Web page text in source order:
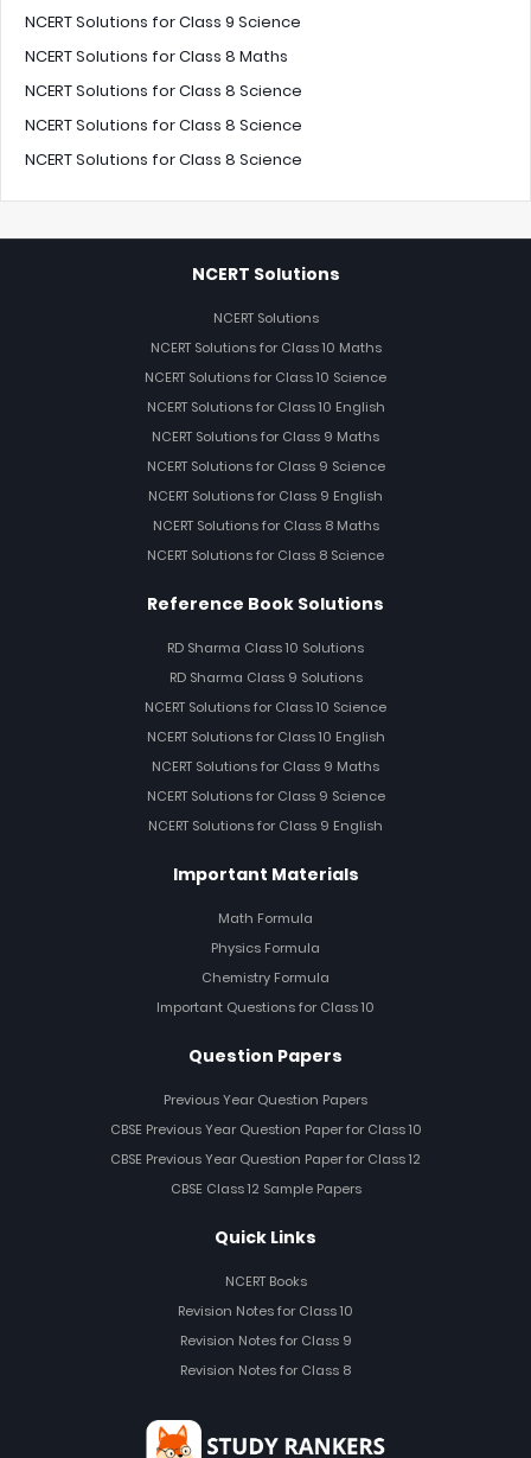
NCERT Solutions for Class 9 Science
NCERT Solutions for Class 8 Maths
NCERT Solutions for Class 8 Science
NCERT Solutions for Class 8 Science
NCERT Solutions for Class 8 Science
NCERT Solutions
NCERT Solutions
NCERT Solutions for Class 10 Maths
NCERT Solutions for Class 10 Science
NCERT Solutions for Class 10 English
NCERT Solutions for Class 9 Maths
NCERT Solutions for Class 9 Science
NCERT Solutions for Class 9 English
NCERT Solutions for Class 8 Maths
NCERT Solutions for Class 8 Science
Reference Book Solutions
RD Sharma Class 10 Solutions
RD Sharma Class 9 Solutions
NCERT Solutions for Class 10 Science
NCERT Solutions for Class 10 English
NCERT Solutions for Class 9 Maths
NCERT Solutions for Class 9 Science
NCERT Solutions for Class 9 English
Important Materials
Math Formula
Physics Formula
Chemistry Formula
Important Questions for Class 10
Question Papers
Previous Year Question Papers
CBSE Previous Year Question Paper for Class 10
CBSE Previous Year Question Paper for Class 12
CBSE Class 12 Sample Papers
Quick Links
NCERT Books
Revision Notes for Class 10
Revision Notes for Class 9
Revision Notes for Class 8